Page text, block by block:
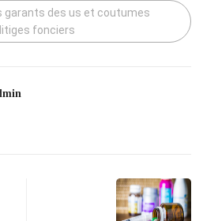
garants des us et coutumes
fonciers